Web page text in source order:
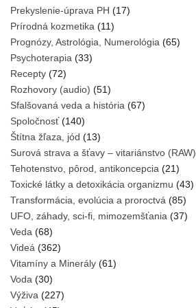
Prekyslenie-úprava PH (17)
Prírodná kozmetika (11)
Prognózy, Astrológia, Numerológia (65)
Psychoterapia (33)
Recepty (72)
Rozhovory (audio) (51)
Sfalšovaná veda a história (67)
Spoločnosť(140)
Štítna žľaza, jód (13)
Surová strava a šťavy – vitariánstvo (RAW)
Tehotenstvo, pôrod, antikoncepcia (21)
Toxické látky a detoxikácia organizmu (43)
Transformácia, evolúcia a proroctvá (85)
UFO, záhady, sci-fi, mimozemšťania (37)
Veda (68)
Videá (362)
Vitamíny a Minerály (61)
Voda (30)
Výživa (227)